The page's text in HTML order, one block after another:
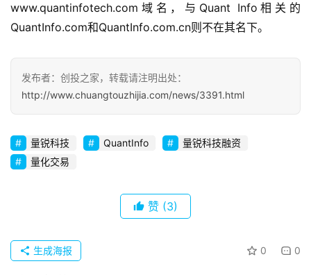
商
观
察
初
企
业
布
投稿
www.quantinfotech.com域名，与Quant Info相关的
QuantInfo.com和QuantInfo.com.cn则不在其名下。
发布者：创投之家，转载请注明出处：
http://www.chuangtouzhijia.com/news/3391.html
量锐科技 QuantInfo
量锐科技融资
量化交易
赞 (3)
0 0
生成海报